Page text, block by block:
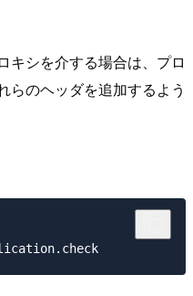
キシを介する場合は、プロ
らのヘッダを追加するよう